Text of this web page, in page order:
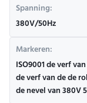
Spanning:
380V/50Hz
Markeren:
ISO9001 de verf
de verf van de de
de nevel van 380V